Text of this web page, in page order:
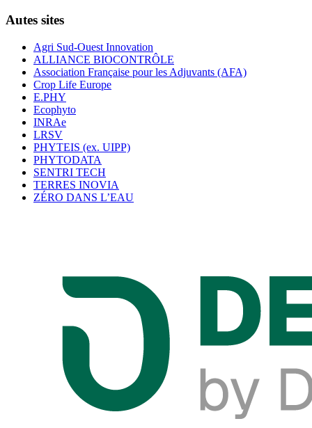
Autes sites
Agri Sud-Ouest Innovation
ALLIANCE BIOCONTRÔLE
Association Française pour les Adjuvants (AFA)
Crop Life Europe
E.PHY
Ecophyto
INRAe
LRSV
PHYTEIS (ex. UIPP)
PHYTODATA
SENTRI TECH
TERRES INOVIA
ZÉRO DANS L’EAU